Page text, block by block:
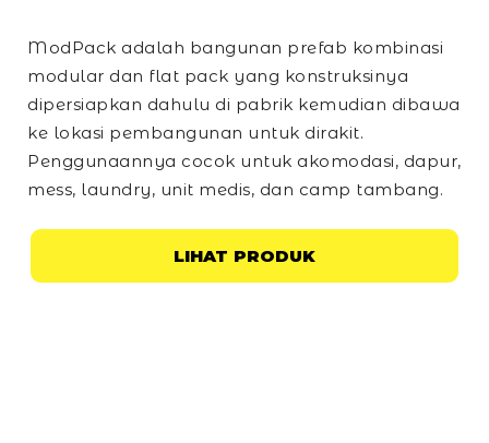
ModPack adalah bangunan prefab kombinasi
modular dan flat pack yang konstruksinya
dipersiapkan dahulu di pabrik kemudian dibawa
ke lokasi pembangunan untuk dirakit.
Penggunaannya cocok untuk akomodasi, dapur,
mess, laundry, unit medis, dan camp tambang.
LIHAT PRODUK